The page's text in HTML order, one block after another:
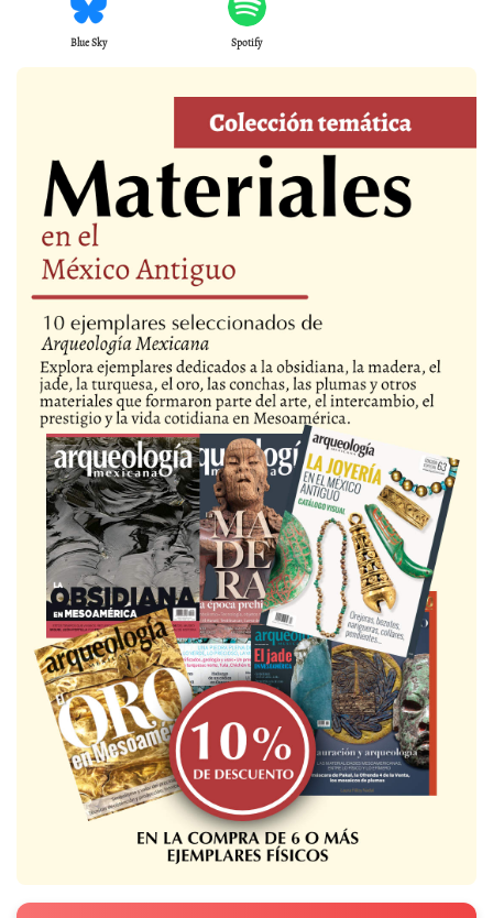
Blue Sky Spotify